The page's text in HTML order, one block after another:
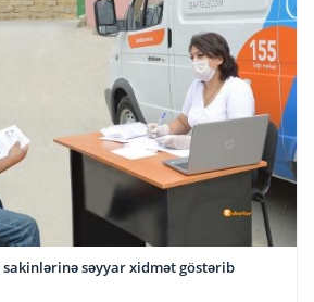
sakinlərinə səyyar xidmət göstərib